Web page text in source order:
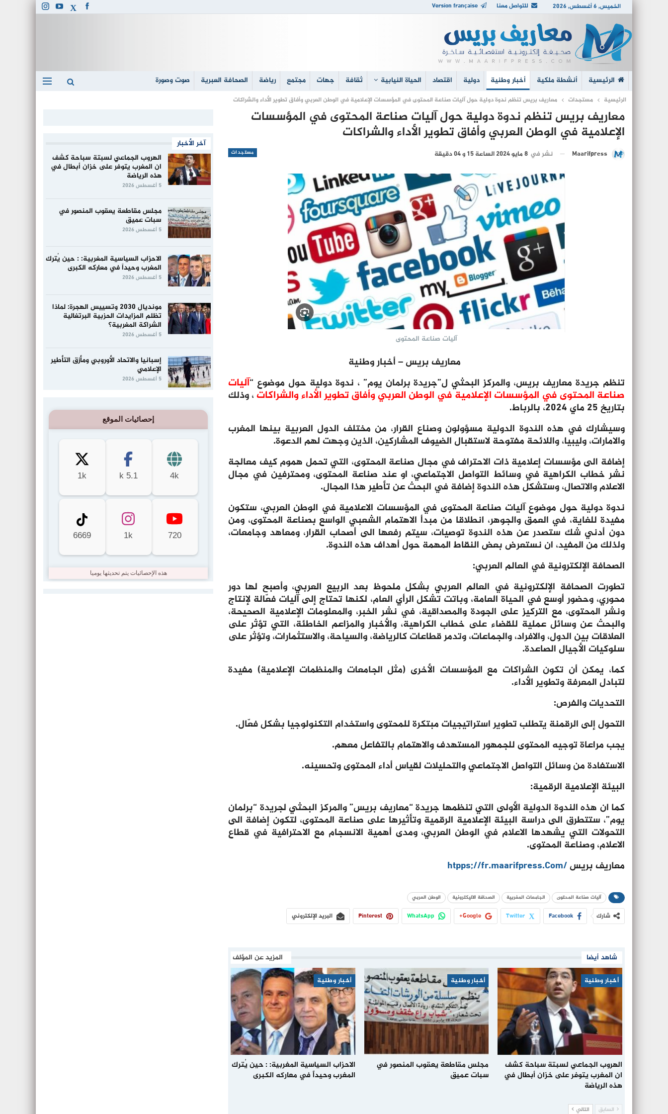
الخميس, 6 أغسطس, 2026 للتواصل معنا Version française
الرئيسية أنشطة ملكية أخبار وطنية دولية اقتصاد الحياة النيابية ثقافة جهات مجتمع رياضة الصحافة العبرية صوت وصورة
الرئيسية مستجدات معاريف بريس تنظم ندوة دولية حول آليات صناعة المحتوى في المؤسسات الإعلامية في الوطن العربي وأفاق تطوير الأداء والشراكات
معاريف بريس تنظم ندوة دولية حول آليات صناعة المحتوى في المؤسسات
الإعلامية في الوطن العربي وأفاق تطوير الأداء والشراكات
مستجدات Maarifpress نشر في 8 مايو 2024 الساعة 15 و 04 دقيقة
آليات صناعة المحتوى
معاريف بريس – أخبار وطنية
تنظم جريدة معاريف بريس، والمركز البحثي ل”جريدة برلمان يوم” ، ندوة دولية حول موضوع “آليات
صناعة المحتوى في المؤسسات الإعلامية في الوطن العربي وأفاق تطوير الأداء والشراكات، وذلك
بتاريخ 25 ماي 2024، بالرباط.
وسيشارك في هذه الندوة الدولية مسؤولون وصناع القرار، من مختلف الدول العربية بينها المغرب
والامارات، وليبيا، واللائحة مفتوحة لاستقبال الضيوف المشاركين، الذين وجهت لهم الدعوة.
إضافة الى مؤسسات إعلامية ذات الاحتراف في مجال صناعة المحتوى، التي تحمل هموم كيف معالجة
نشر خطاب الكراهية في وسائط التواصل الاجتماعي، او عند صناعة المحتوى، ومحترفين في مجال
الاعلام والاتصال، وستشكل هذه الندوة إضافة في البحث عن تأطير هذا المجال.
ندوة دولية حول موضوعآليات صناعة المحتوى في المؤسسات الاعلامية في الوطن العربي، ستكون
مفيدة للغاية، في العمق والجوهر، انطلاقا من مبدأ الاهتمام الشعبي الواسع بصناعة المحتوى، ومن
دون أدني شك ستصدر عن هذه الندوة توصيات، سيتم رفعها الى أصحاب القرار، ومعاهد وجامعات،
ولذلك من المفيد، ان نستعرض بعض النقاط المهمة حول أهداف هذه الندوة.
الصحافة الإلكترونية في العالم العربي:
تطورت الصحافة الإلكترونية في العالم العربي بشكل ملحوظ بعد الربيع العربي، وأصبح لها دور
محوري، وحضور أوسع في الحياة العامة، وباتت تشكل الرأي العام، لكنها تحتاج إلى آليات فعّالة لإنتاج
ونشر المحتوى، مع التركيز على الجودة والمصداقية، في نشر الخبر، والمعلومات الإعلامية الصحيحة،
والبحث عن وسائل عملية للقضاء على خطاب الكراهية، والأخبار والمزاعم الخاطئة، التي تؤثر على
العلاقات بين الدول، والافراد، والجماعات، وتدمر قطاعات كالرياضة، والسياحة، والاستثمارات، وتؤثر على
سلوكيات الأجيال الصاعدة.
كما، يمكن أن تكون الشراكات مع المؤسسات الأخرى (مثل الجامعات والمنظمات الإعلامية) مفيدة
لتبادل المعرفة وتطوير الأداء.
التحديات والفرص:
التحول إلى الرقمنة يتطلب تطوير استراتيجيات مبتكرة للمحتوى واستخدام التكنولوجيا بشكل فعّال.
يجب مراعاة توجيه المحتوى للجمهور المستهدف والاهتمام بالتفاعل معهم.
الاستفادة من وسائل التواصل الاجتماعي والتحليلات لقياس أداء المحتوى وتحسينه.
البيئة الإعلامية الرقمية:
كما ان هذه الندوة الدولية الأولى التي تنظمها جريدة “معاريف بريس” والمركز البحثي لجريدة “برلمان
يوم”، ستتطرق الى دراسة البيئة الإعلامية الرقمية وتأثيرها على صناعة المحتوى، لتكون إضافة الى
التحولات التي يشهدها الاعلام في الوطن العربي، ومدى أهمية الانسجام مع الاحترافية في قطاع
الاعلام، وصناعة المحتوى.
معاريف بريس/htpps;//fr.maarifpress.Com
آليات صناعة المحتوى الجامعات المغربية الصحافة الاليكترونية الوطن العربي
شارك Facebook
Twitter
Google+
WhatsApp
Pinterest البريد الإلكتروني
شاهد أيضا المزيد عن المؤلف
أخبار وطنية
الهروب الجماعي لسبتة سباحة كشف
ان المغرب يتوفر على خزان أبطال في
هذه الرياضة
أخبار وطنية
مجلس مقاطعة يعقوب المنصور في
سبات عميق
أخبار وطنية
الاحزاب السياسية المغربية: : حين يُترك
المغرب وحيداً في معاركه الكبرى
السابق التالي
آخر الأخبار
الهروب الجماعي لسبتة سباحة كشف
ان المغرب يتوفر على خزان أبطال في
هذه الرياضة
5 أغسطس 2026
مجلس مقاطعة يعقوب المنصور في
سبات عميق
5 أغسطس 2026
الاحزاب السياسية المغربية: : حين يُترك
المغرب وحيداً في معاركه الكبرى
5 أغسطس 2026
مونديال 2030 وتسييس الهجرة: لماذا
تظلم المزايدات الحزبية البرتغالية
الشراكة المغربية؟
5 أغسطس 2026
إسبانيا والاتحاد الأوروبي ومأزق التأطير
الإعلامي
5 أغسطس 2026
إحصائيات الموقع
4k
5.1 k
1k
720
1k
6669
هذه الإحصائيات يتم تحديثها يوميا